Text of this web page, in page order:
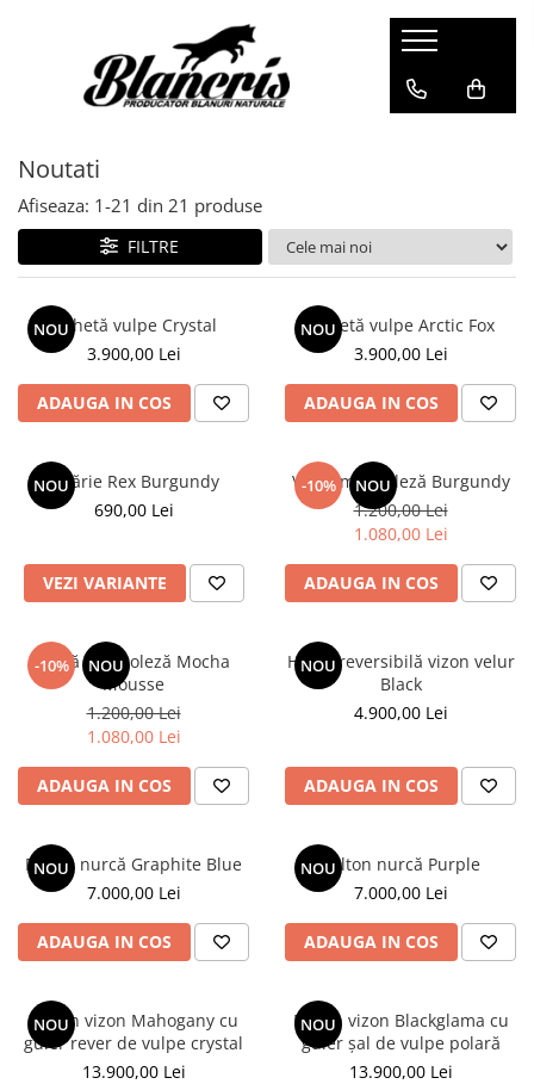
Shop - Blănuri
Jachete de vulpe argintie
Jachete de vulpe polara
Haine damă vizon
Jachete de vizon
Haine de nurcă
Pelerine
Pelerine Rex
Pelerine de vulpe polară
Pelerine de vizon
Haine damă de zibelină
Blănuri Mongolină
Shearling
Haine de Lynx
Veste
Accesorii
Etole de blană
Noutati
Afiseaza: 1-21 din 21 produse
FILTRE
NOUJachetă vulpe Crystal
3.900,00 Lei
ADAUGA IN COS
NOU
Jachetă vulpe Arctic Fox
3.900,00 Lei
ADAUGA IN COS
NOU
Pălărie Rex Burgundy
690,00 Lei
VEZI VARIANTE
-10% NOU
Vestă mongoleză Burgundy
1.200,00 Lei
1.080,00 Lei
ADAUGA IN COS
-10% NOU
Vestă mongoleză Mocha
Mousse
1.200,00 Lei
1.080,00 Lei
ADAUGA IN COS
NOU
Haină reversibilă vizon velur
Black
4.900,00 Lei
ADAUGA IN COS
NOU
Palton nurcă Graphite Blue
7.000,00 Lei
ADAUGA IN COS
NOUPalton nurcă Purple
7.000,00 Lei
ADAUGA IN COS
NOU
Palton vizon Mahogany cu
guler rever de vulpe crystal
13.900,00 Lei
NOU
Palton vizon Blackglama cu
guler șal de vulpe polară
13.900,00 Lei